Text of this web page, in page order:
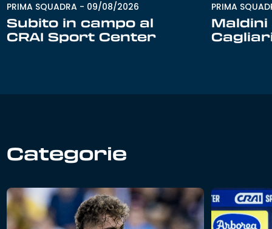
PRIMA SQUADRA - 09/08/2026
Subito in campo al
CRAI Sport Center
PRIMA
Categorie